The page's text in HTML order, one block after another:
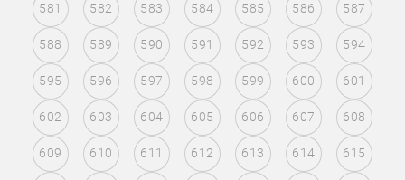
581 582 583 584 585 586 587
588 589 590 591 592 593 594
595 596 597 598 599 600 601
602 603 604 605 606 607 608
609 610 611 612 613 614 615